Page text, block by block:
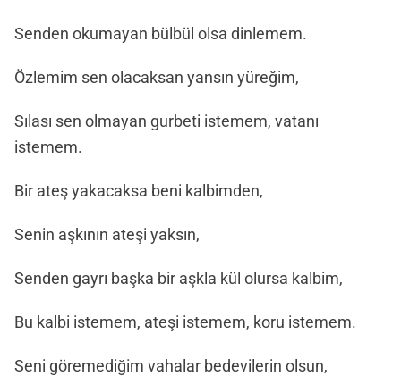
Senden okumayan bülbül olsa dinlemem.
Özlemim sen olacaksan yansın yüreğim,
Sılası sen olmayan gurbeti istemem, vatanı
istemem.
Bir ateş yakacaksa beni kalbimden,
Senin aşkının ateşi yaksın,
Senden gayrı başka bir aşkla kül olursa kalbim,
Bu kalbi istemem, ateşi istemem, koru istemem.
Seni göremediğim vahalar bedevilerin olsun,